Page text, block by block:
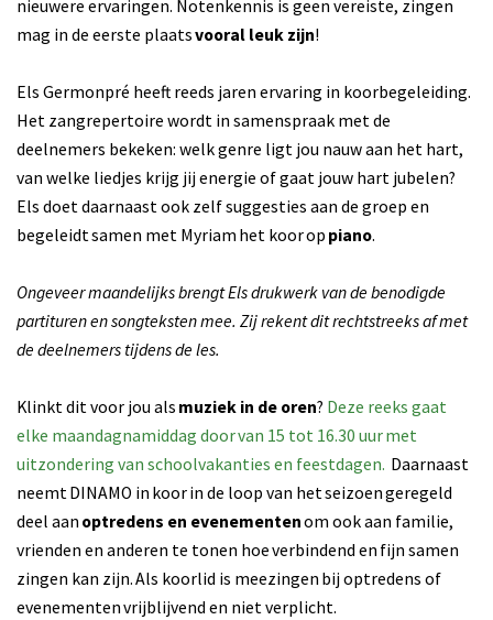
nieuwere ervaringen. Notenkennis is geen vereiste, zingen
mag in de eerste plaatsvooral leuk zijn!
Els Germonpré heeft reeds jaren ervaring in koorbegeleiding.
Het zangrepertoire wordt in samenspraak met de
deelnemers bekeken: welk genre ligt jou nauw aan het hart,
van welke liedjes krijg jij energie of gaat jouw hart jubelen?
Els doet daarnaast ook zelf suggesties aan de groep en
begeleidt samen met Myriam het koor op piano.
Ongeveer maandelijks brengt Els drukwerk van de benodigde
partituren en songteksten mee. Zij rekent dit rechtstreeks af met
de deelnemers tijdens de les.
Klinkt dit voor jou als muziek in de oren? Deze reeks gaat
elke maandagnamiddag door van 15 tot 16.30 uur met
uitzondering van schoolvakanties en feestdagen. Daarnaast
neemt DINAMO in koor in de loop van het seizoen geregeld
deel aan optredens en evenementenom ook aan familie,
vrienden en anderen te tonen hoe verbindend en fijn samen
zingen kan zijn. Als koorlid is meezingen bij optredens of
evenementen vrijblijvend en niet verplicht.